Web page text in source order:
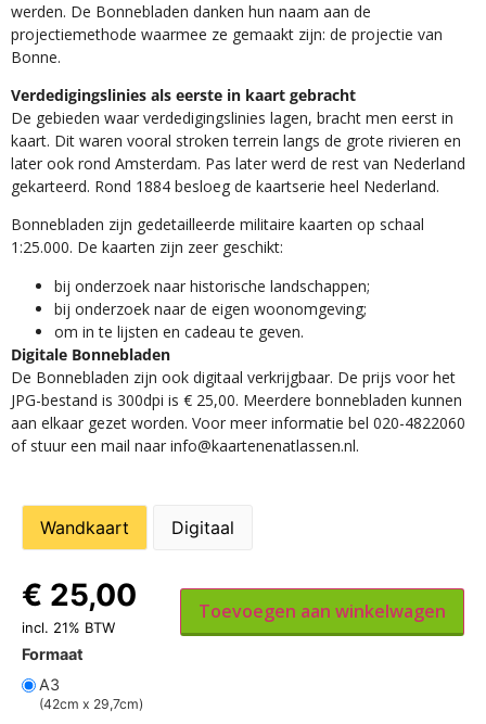
werden. De Bonnebladen danken hun naam aan de
projectiemethode waarmee ze gemaakt zijn: de projectie van
Bonne.
Verdedigingslinies als eerste in kaart gebracht
De gebieden waar verdedigingslinies lagen, bracht men eerst in
kaart. Dit waren vooral stroken terrein langs de grote rivieren en
later ook rond Amsterdam. Pas later werd de rest van Nederland
gekarteerd. Rond 1884 besloeg de kaartserie heel Nederland.
Bonnebladen zijn gedetailleerde militaire kaarten op schaal
1:25.000. De kaarten zijn zeer geschikt:​
​bij onderzoek naar historische landschappen;
bij onderzoek naar de eigen woonomgeving;
om in te lijsten en cadeau te geven.
Digitale Bonnebladen
De Bonnebladen zijn ook digitaal verkrijgbaar. De prijs voor het
JPG-bestand is 300dpi is € 25,00. Meerdere bonnebladen kunnen
aan elkaar gezet worden. Voor meer informatie bel 020-4822060
of stuur een mail naar info@kaartenenatlassen.nl.
Wandkaart Digitaal
Formaat
A3
(42cm x 29,7cm)
€ 25,00
incl. 21% BTW
Toevoegen aan winkelwagen